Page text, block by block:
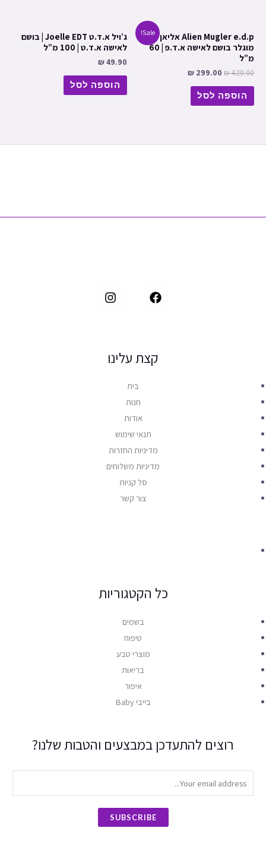
Sale! Alien Mugler e.d.p אליאן
מוגלר בושם לאישה א.ד.פ | 60
מ”ל
₪420.00
₪ 299.00
הוספה לסל
ג’ויל א.ד.ט Joelle EDT | בושם
לאישה א.ד.ט | 100 מ”ל
₪49.90
הוספה לסל
קצת עלינו
בית
חנות
אודות
תנאי שימוש
מדיניות החזרות
מדיניות משלוחים
סל קניות
צור קשר
כל הקטגוריות
בשמים
טיפוח
מוצרי טבע
בריאות
איפור
בייבי Baby
רוצים להתעדכן במבצעים והטבות שלנו?
SUBSCRIBE